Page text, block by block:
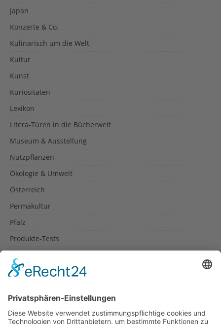
Japan
Konzerte & Co.
Kulinarisch um die Welt
Kultur
Kunst
Kuriositäten
Lexikon
Litera-Türen in die Bücherwelt
Museum & Ausstellung
Nutzpflanzen
Ökologie & Umwelt
Österreich
Permakultur
Pfalz
Produkte-Tests
Rezepte
Spanien
Südtirol